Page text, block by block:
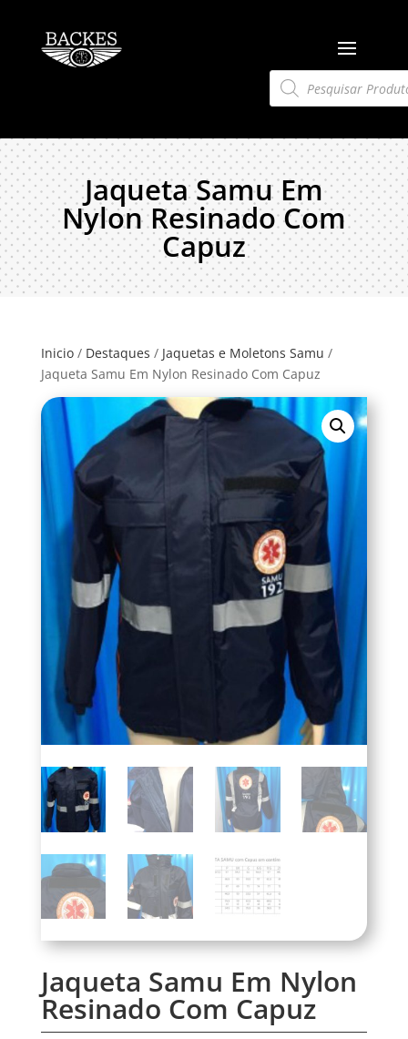
Pesquisar
produtos
Jaqueta Samu Em
Nylon Resinado Com
Capuz
Inicio/ Destaques / Jaquetas e Moletons Samu /
Jaqueta Samu Em Nylon Resinado Com Capuz
Jaqueta Samu Em Nylon
Resinado Com Capuz